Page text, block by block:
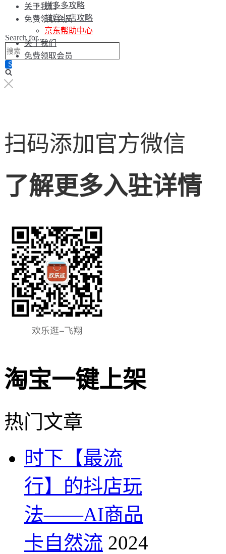
关于我们
免费领取会员
Search for...
拼多多攻略
抖音小店攻略
京东帮助中心
关于我们
免费领取会员
扫码添加官方微信
了解更多入驻详情
淘宝一键上架
热门文章
时下【最流
行】的抖店玩
法——AI商品
卡自然流 2024